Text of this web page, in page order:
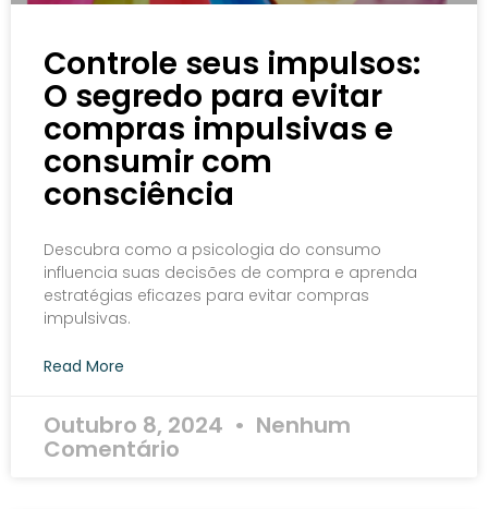
Controle seus impulsos:
O segredo para evitar
compras impulsivas e
consumir com
consciência
Descubra como a psicologia do consumo
influencia suas decisões de compra e aprenda
estratégias eficazes para evitar compras
impulsivas.
Read More
Outubro 8, 2024 Nenhum
Comentário